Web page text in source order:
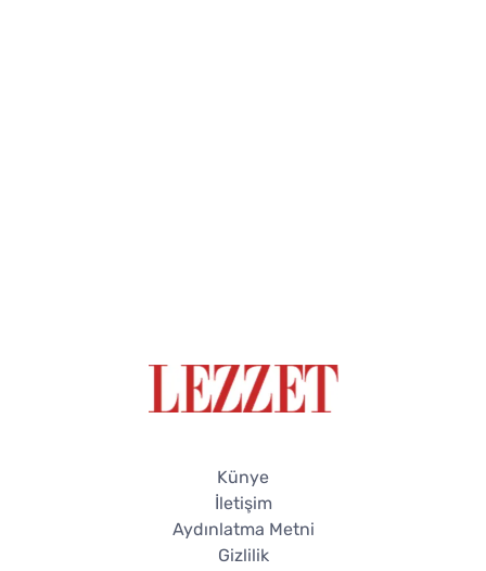
Künye
İletişim
Aydınlatma Metni
Gizlilik